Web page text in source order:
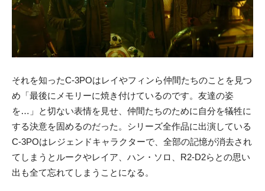
それを知ったC-3POはレイやフィンら仲間たちのことを見つ
め「最後にメモリーに焼き付けているのです。友達の姿
を…」と切ない表情を見せ、仲間たちのために自分を犠牲に
する決意を固めるのだった。シリーズ全作品に出演している
C-3POはレジェンドキャラクターで、全部の記憶が消去され
てしまうとルークやレイア、ハン・ソロ、R2-D2らとの思い
出も全て忘れてしまうことになる。